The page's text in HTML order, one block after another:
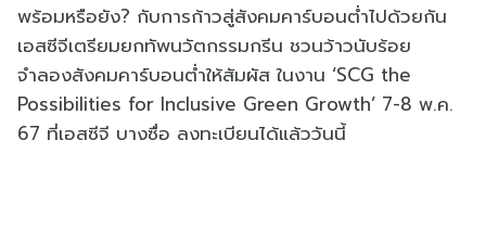
พร้อมหรือยัง? กับการก้าวสู่สังคมคาร์บอนต่ำไปด้วยกัน
เอสซีจีเตรียมยกทัพนวัตกรรมกรีน ชวนว้าวนับร้อย
จำลองสังคมคาร์บอนต่ำให้สัมผัส ในงาน ‘SCG the
Possibilities for Inclusive Green Growth’ 7-8 พ.ค.
67 ที่เอสซีจี บางซื่อ ลงทะเบียนได้แล้ววันนี้